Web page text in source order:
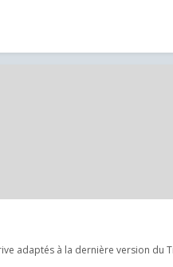
adaptés à la dernière version du